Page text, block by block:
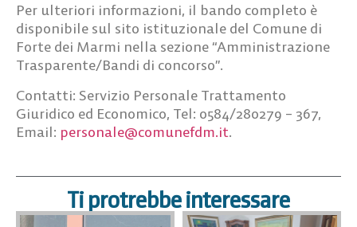
Per ulteriori informazioni, il bando completo è
disponibile sul sito istituzionale del Comune di
Forte dei Marmi nella sezione “Amministrazione
Trasparente/Bandi di concorso”.
Contatti: Servizio Personale Trattamento
Giuridico ed Economico, Tel: 0584/280279 – 367,
Email: personale@comunefdm.it.
Ti protrebbe interessare